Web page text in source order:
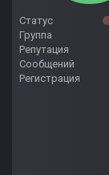
Статус
Группа
Репутация
Сообщений
Регистрация